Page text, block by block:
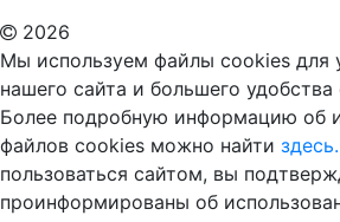
2026
Мы используем файлы cookies для
нашего сайта и большего удобства
Более подробную информацию об
файлов cookies можно найти здесь.
пользоваться сайтом, вы
проинформированы об